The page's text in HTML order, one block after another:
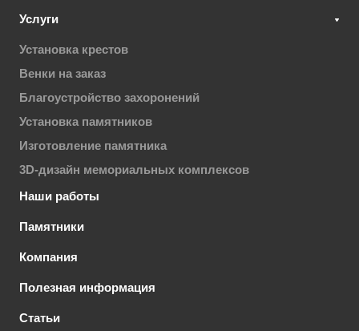
Услуги
Установка крестов
Венки на заказ
Благоустройство захоронений
Установка памятников
Изготовление памятника
3D-дизайн мемориальных комплексов
Наши работы
Памятники
Компания
Полезная информация
Статьи